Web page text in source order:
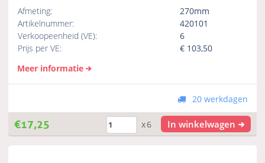
Afmeting:
270mm
Artikelnummer:
420101
Verkoopeenheid (VE):
6
Prijs per VE:
€ 103,50
Meer informatie
20 werkdagen
€17,25 x6 In winkelwagen